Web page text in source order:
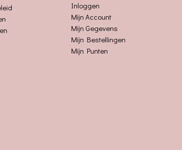
Inloggen
Mijn Account
Mijn Gegevens
Mijn Bestellingen
Mijn Punten